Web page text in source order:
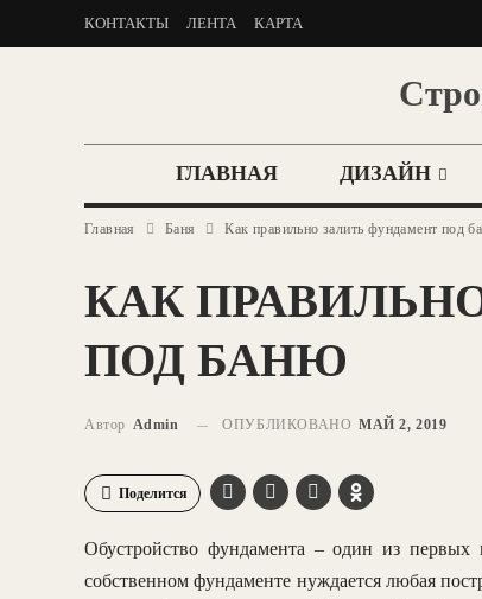
КОНТАКТЫ ЛЕНТА КАРТА
ГЛАВНАЯ ДИЗАЙН
Главная Баня Как правильно залить фундамент под
КАК
ПОД БАНЮ
Автор Admin ОПУБЛИКОВАНО МАЙ 2, 2019
Поделится
Обустройство фундамента – один из
собственном фундаменте нуждается любая